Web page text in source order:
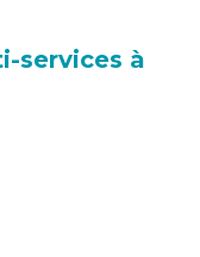
services à